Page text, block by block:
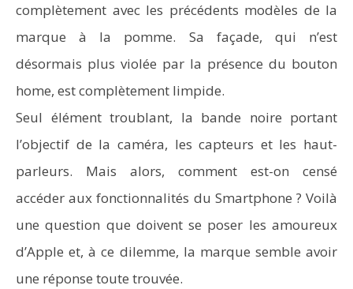
complètement avec les précédents modèles de la
marque à la pomme. Sa façade, qui n’est
désormais plus violée par la présence du bouton
home, est complètement limpide.
Seul élément troublant, la bande noire portant
l’objectif de la caméra, les capteurs et les haut-
parleurs. Mais alors, comment est-on censé
accéder aux fonctionnalités du Smartphone ? Voilà
une question que doivent se poser les amoureux
d’Apple et, à ce dilemme, la marque semble avoir
une réponse toute trouvée.